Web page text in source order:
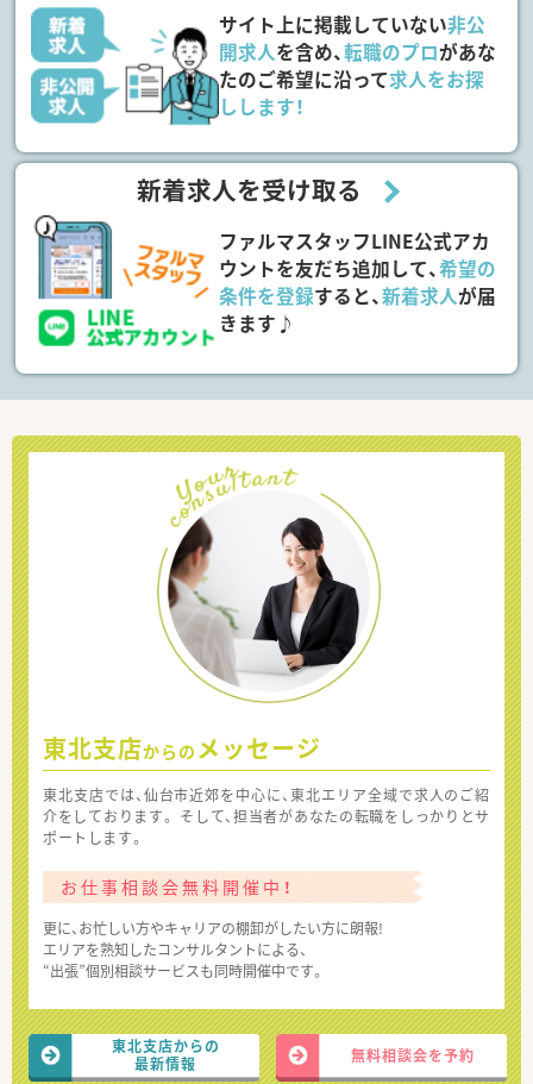
サイト上に掲載していない非公
開求人を含め、転職のプロがあな
たのご希望に沿って求人をお探
しします！
新着求人を受け取る
ファルマスタッフLINE公式アカ
ウントを友だち追加して、希望の
条件を登録すると、新着求人が届
きます♪
東北支店からの メッセージ
東北支店では、仙台市近郊を中心に、東北エリア全域で求人のご紹
介をしております。 そして、担当者があなたの転職をしっかりとサ
ポートします。
お仕事相談会無料開催中！
更に、お忙しい方やキャリアの棚卸がしたい方に朗報!
エリアを熟知したコンサルタントによる、
“出張”個別相談サービスも同時開催中です。
東北支店からの
最新情報
無料相談会を予約